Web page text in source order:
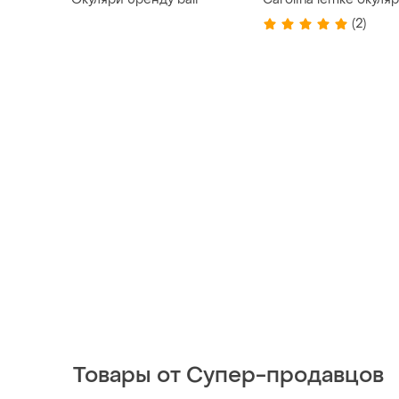
(2)
Товары от Супер-продавцов